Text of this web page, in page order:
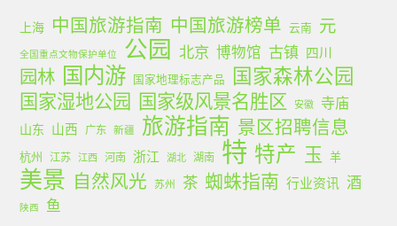
上海 中国旅游指南 中国旅游榜单 云南 元
全国重点文物保护单位 公园 北京 博物馆 古镇 四川
园林 国内游 国家地理标志产品 国家森林公园
国家湿地公园 国家级风景名胜区 安徽 寺庙
山东 山西 广东 新疆 旅游指南 景区招聘信息
杭州 江苏 江西 河南 浙江 湖北 湖南 特 特产 玉 羊
美景 自然风光 苏州 茶 蜘蛛指南 行业资讯 酒
陕西 鱼